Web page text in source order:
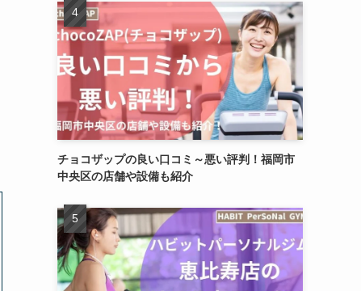
チョコザップの良い口コミ～悪い評判！福岡市
中央区の店舗や設備も紹介